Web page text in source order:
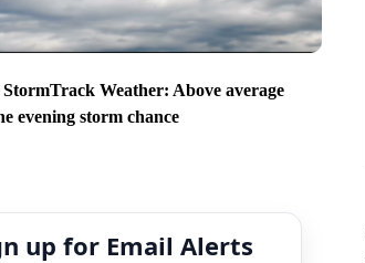
Weather: Above average
evening storm chance
up for Email Alerts